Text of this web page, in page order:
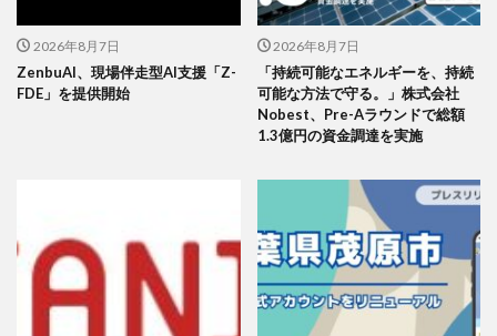
2026年8月7日
ZenbuAI、現場伴走型AI支援「Z-
FDE」を提供開始
2026年8月7日
「持続可能なエネルギーを、持続
可能な方法で守る。」株式会社
Nobest、Pre-Aラウンドで総額
1.3億円の資金調達を実施